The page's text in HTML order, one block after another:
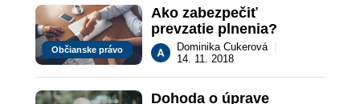
Občianske právo
Ako zabezpečiť
prevzatie plnenia?
Dominika Cukerová
14. 11. 2018
Dohoda o úprave